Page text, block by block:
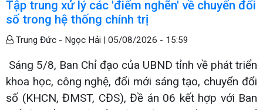
Tập trung xử lý các 'điểm nghẽn' về chuyển đổi
số trong hệ thống chính trị
Trung Đức - Ngọc Hải | 05/08/2026 - 15:59
Sáng 5/8, Ban Chỉ đạo của UBND tỉnh về phát triển
khoa học, công nghệ, đổi mới sáng tạo, chuyển đổi
số (KHCN, ĐMST, CĐS), Đề án 06 kết hợp với Ban